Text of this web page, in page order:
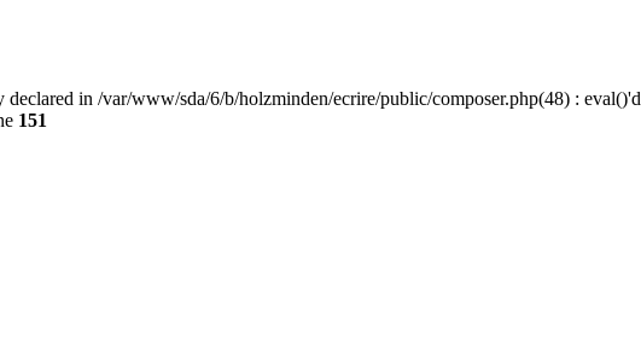
in /var/www/sda/6/b/holzminden/ecrire/public/composer.php(48) :
151